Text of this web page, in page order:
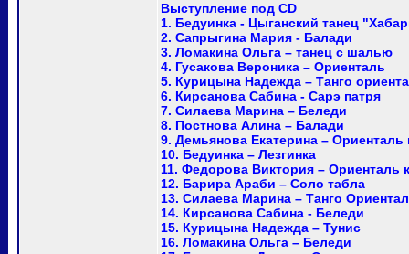
Выступление под CD
1. Бедуинка - Цыганский танец
2. Сапрыгина Мария - Балади
3. Ломакина Ольга – танец с шалью
4. Гусакова Вероника – Ориенталь
5. Курицына Надежда – Танго
6. Кирсанова Сабина - Сарэ патря
7. Силаева Марина – Беледи
8. Постнова Алина – Балади
9. Демьянова Екатерина – Ориенталь
10. Бедуинка – Лезгинка
11. Федорова Виктория – Ориенталь
12. Барира Араби – Соло табла
13. Силаева Марина – Танго
14. Кирсанова Сабина - Беледи
15. Курицына Надежда – Тунис
16. Ломакина Ольга – Беледи